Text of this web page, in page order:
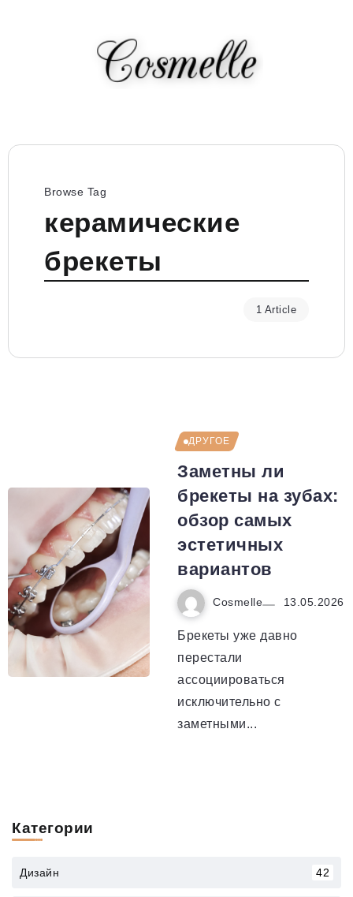
Browse Tag
керамические
брекеты
1 Article
ДРУГОЕ
Заметны ли
брекеты на зубах:
обзор самых
эстетичных
вариантов
Cosmelle 13.05.2026
Брекеты уже давно
перестали
ассоциироваться
исключительно с
заметными...
Категории
Дизайн 42